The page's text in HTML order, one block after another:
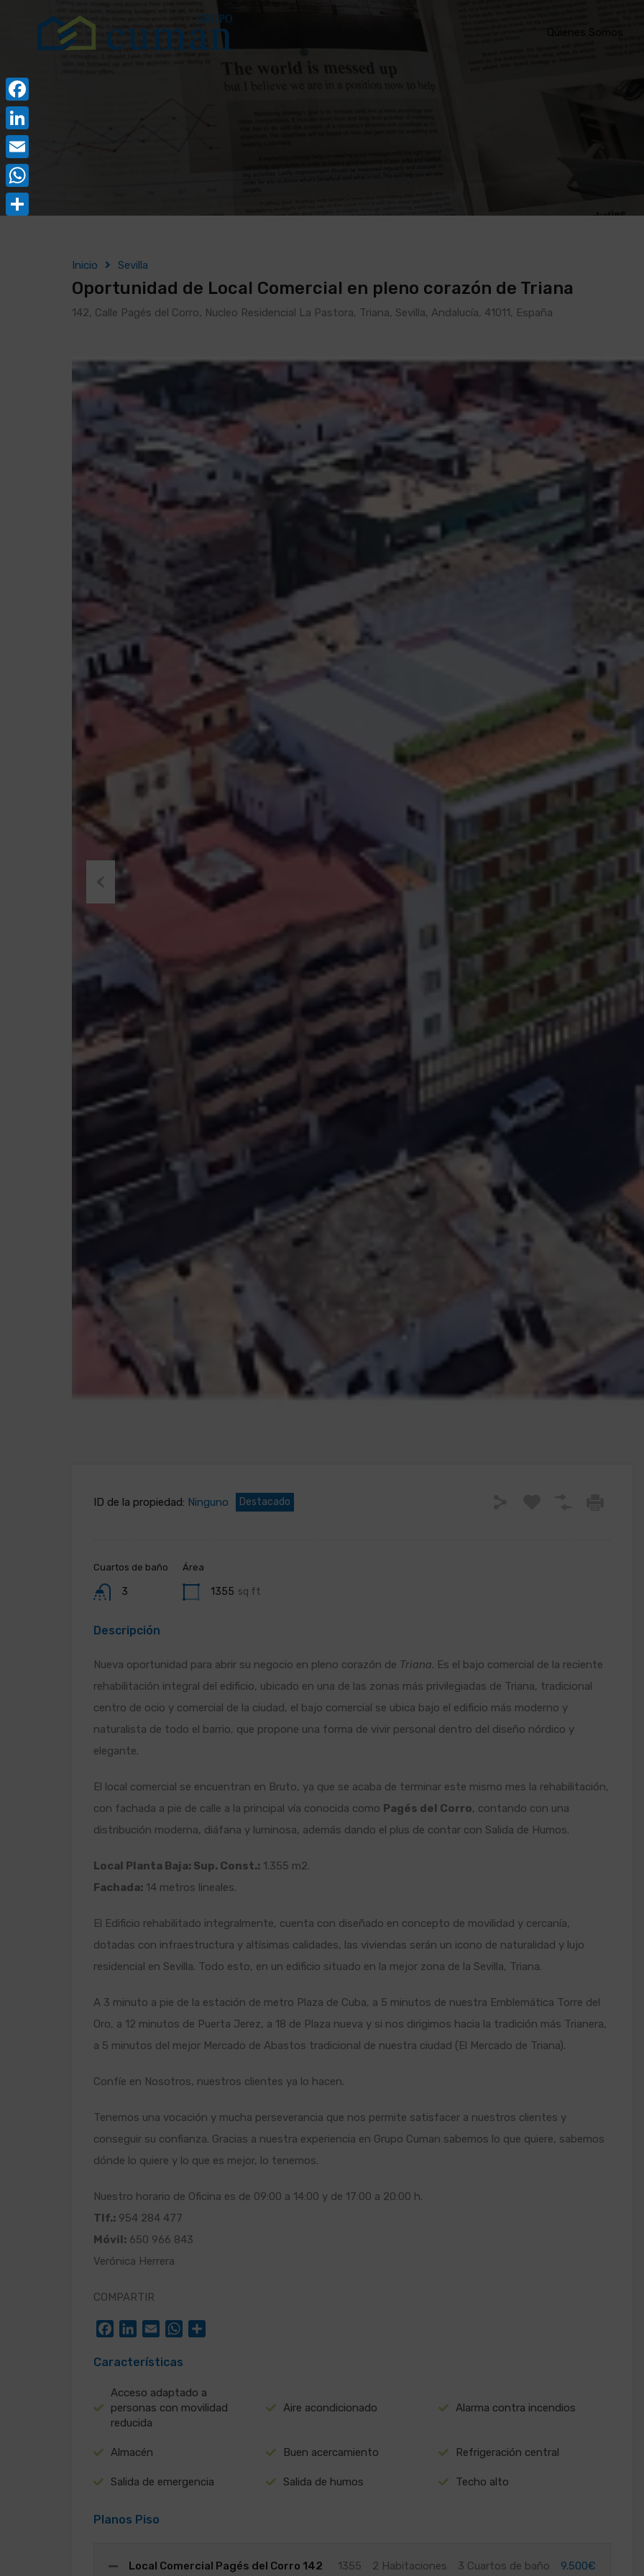
Inicio Sevilla
Oportunidad de Local Comercial en pleno corazón de Triana
142, Calle Pagés del Corro, Nucleo Residencial La Pastora, Triana, Sevilla, Andalucía, 41011, España
ID de la propiedad: Ninguno Destacado
Cuartos de baño
3
Área
1355 sq ft
Descripción
Nueva oportunidad para abrir su negocio en pleno corazón de Triana. Es el bajo comercial de la reciente
rehabilitación integral del edificio, ubicado en una de las zonas más privilegiadas de Triana, tradicional
centro de ocio y comercial de la ciudad, el bajo comercial se ubica bajo el edificio más moderno y
naturalista de todo el barrio, que propone una forma de vivir personal dentro del diseño nórdico y
elegante.
El local comercial se encuentran en Bruto, ya que se acaba de terminar este mismo mes la rehabilitación,
con fachada a pie de calle a la principal vía conocida como Pagés del Corro, contando con una
distribución moderna, diáfana y luminosa, además dando el plus de contar con Salida de Humos.
Local Planta Baja: Sup. Const.: 1.355 m2.
Fachada: 14 metros lineales.
El Edificio rehabilitado integralmente, cuenta con diseñado en concepto de movilidad y cercanía,
dotadas con infraestructura y altísimas calidades, las viviendas serán un icono de naturalidad y lujo
residencial en Sevilla. Todo esto, en un edificio situado en la mejor zona de la Sevilla, Triana.
A 3 minuto a pie de la estación de metro Plaza de Cuba, a 5 minutos de nuestra Emblemática Torre del
Oro, a 12 minutos de Puerta Jerez, a 18 de Plaza nueva y si nos dirigimos hacia la tradición más Trianera,
a 5 minutos del mejor Mercado de Abastos tradicional de nuestra ciudad (El Mercado de Triana).
Confíe en Nosotros, nuestros clientes ya lo hacen.
Tenemos una vocación y mucha perseverancia que nos permite satisfacer a nuestros clientes y
conseguir su confianza. Gracias a nuestra experiencia en Grupo Cuman sabemos lo que quiere, sabemos
dónde lo quiere y lo que es mejor, lo tenemos.
Nuestro horario de Oficina es de 09:00 a 14:00 y de 17:00 a 20:00 h.
Tlf.: 954 284 477
Móvil: 650 966 843
Verónica Herrera
COMPARTIR
FacebookLinkedIn
Email WhatsApp
Características
Acceso adaptado a
personas con movilidad
reducida
Aire acondicionado Alarma contra incendios
Almacén Buen acercamiento Refrigeración central
Salida de emergencia Salida de humos Techo alto
Planos Piso
Local Comercial Pagés del Corro 142 1355 2 Habitaciones 3 Cuartos de baño 9.500€
Facebook
LinkedIn
Email
WhatsApp